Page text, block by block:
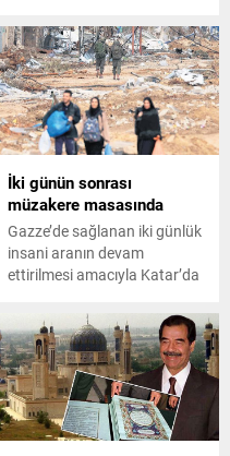
canından oldu. 130 kişi ise,
yaralandı.
İki günün sonrası
müzakere masasında
Gazze’de sağlanan iki günlük
insani aranın devam
ettirilmesi amacıyla Katar’da
yaşanıyor. Gazze’de tutulan
rehine sayısının iki haftalık
uzatma için yeterli olduğu
öne sürülürken, Hamas’ın
asker rehineler için daha
büyük taleplerle gelmesi